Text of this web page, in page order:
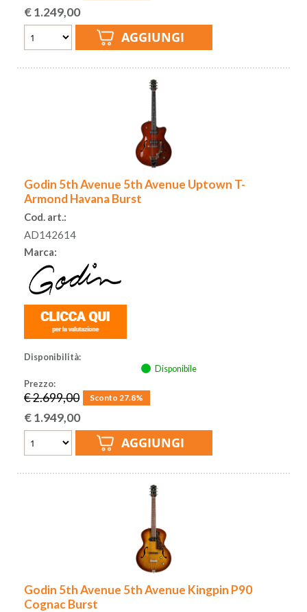
€1.249,00
Godin 5th Avenue 5th Avenue Uptown T-
Armond Havana Burst
Cod. art.:
AD142614
Marca:
Disponibilità:
Disponibile
Prezzo:
€ 2.699,00 Sconto 27.8%
€1.949,00
Godin 5th Avenue 5th Avenue Kingpin P90
Cognac Burst